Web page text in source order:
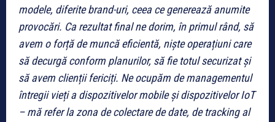
modele, diferite brand-uri, ceea ce generează anumite
provocări. Ca rezultat final ne dorim, în primul rând, să
avem o forță de muncă eficientă, niște operațiuni care
să decurgă conform planurilor, să fie totul securizat și
să avem clienții fericiți. Ne ocupăm de managementul
întregii vieți a dispozitivelor mobile și dispozitivelor IoT
– mă refer la zona de colectare de date, de tracking al